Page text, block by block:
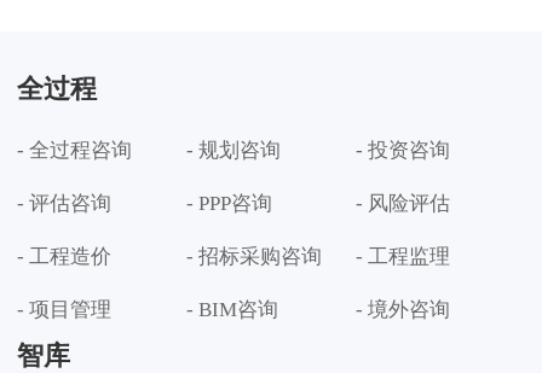
全过程
- 全过程咨询 - 规划咨询 - 投资咨询
- 评估咨询 - PPP咨询 - 风险评估
- 工程造价 - 招标采购咨询 - 工程监理
- 项目管理 - BIM咨询 - 境外咨询
智库